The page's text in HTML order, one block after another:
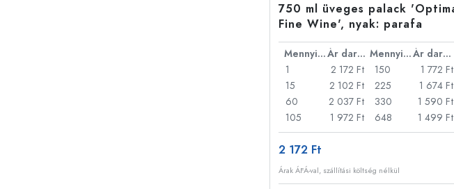
750 ml üveges palack
Fine Wine', nyak: parafa
Mennyiség Ár darabonként Mennyiség
Ár darabonként
1
2 172 Ft
15
2 102 Ft
60
2 037 Ft
105
1 972 Ft
150
1 772 Ft
225
1 674 Ft
330
1 590 Ft
648
1 499 Ft
2 172 Ft
Árak ÁFÁ-val, szállítási költség nélkül